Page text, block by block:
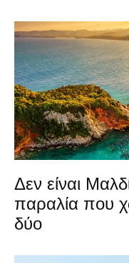
Δεν είναι
παραλία που
δύο